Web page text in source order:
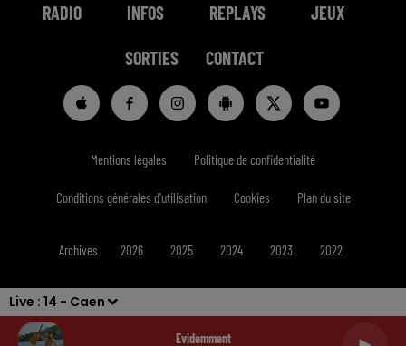
Live : 14 - Caen
Evidemment
RADIO INFOS REPLAYS JEUX
SORTIES CONTACT
Mentions légales Politique de confidentialité
Conditions générales d'utilisation Cookies Plan du site
Archives 2026 2025 2024 2023 2022